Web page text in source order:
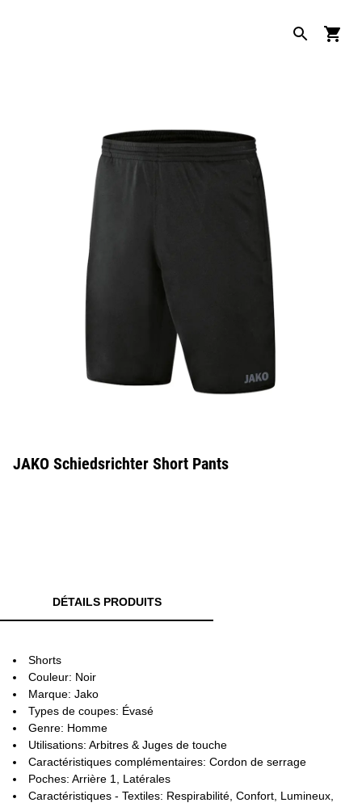
JAKO Schiedsrichter Short Pants
DÉTAILS PRODUITS
Shorts
Couleur: Noir
Marque: Jako
Types de coupes: Évasé
Genre: Homme
Utilisations: Arbitres & Juges de touche
Caractéristiques complémentaires: Cordon de serrage
Poches: Arrière 1, Latérales
Caractéristiques - Textiles: Respirabilité, Confort, Lumineux,